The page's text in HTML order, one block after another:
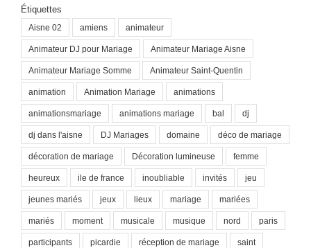
Étiquettes
Aisne 02 amiens animateur
Animateur DJ pour Mariage Animateur Mariage Aisne
Animateur Mariage Somme Animateur Saint-Quentin
animation Animation Mariage animations
animationsmariage animations mariage bal dj
dj dans l'aisne DJ Mariages domaine déco de mariage
décoration de mariage Décoration lumineuse femme
heureux ile de france inoubliable invités jeu
jeunes mariés jeux lieux mariage mariées
mariés moment musicale musique nord paris
participants picardie réception de mariage saint